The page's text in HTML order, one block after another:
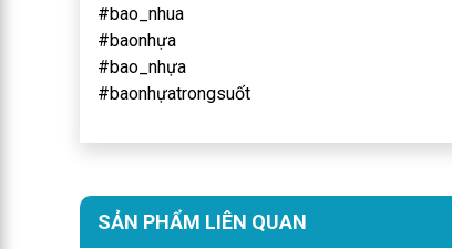
#bao_nhua
#baonhựa
#bao_nhựa
#baonhựatrongsuốt
SẢN PHẨM LIÊN QUAN